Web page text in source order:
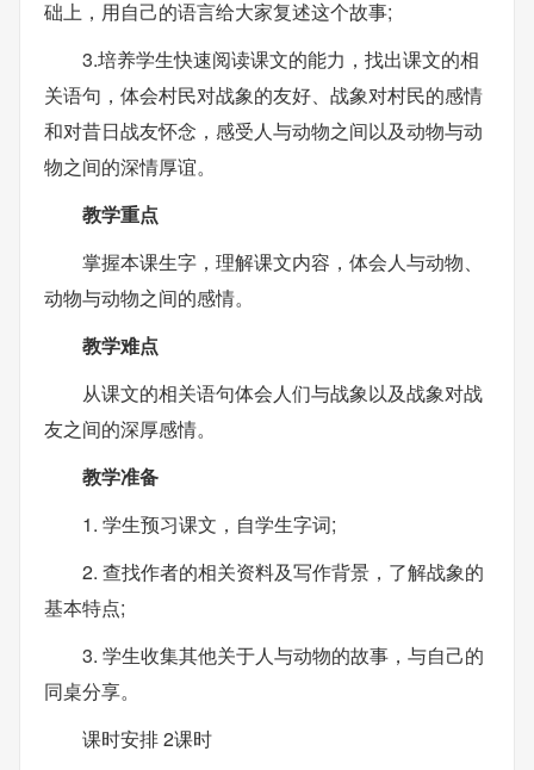
础上，用自己的语言给大家复述这个故事;
3.培养学生快速阅读课文的能力，找出课文的相
关语句，体会村民对战象的友好、战象对村民的感情
和对昔日战友怀念，感受人与动物之间以及动物与动
物之间的深情厚谊。
教学重点
掌握本课生字，理解课文内容，体会人与动物、
动物与动物之间的感情。
教学难点
从课文的相关语句体会人们与战象以及战象对战
友之间的深厚感情。
教学准备
1. 学生预习课文，自学生字词;
2. 查找作者的相关资料及写作背景，了解战象的
基本特点;
3. 学生收集其他关于人与动物的故事，与自己的
同桌分享。
课时安排 2课时